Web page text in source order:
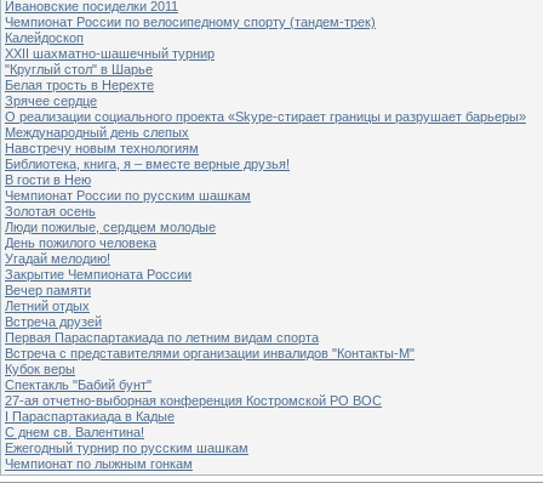
Ивановские посиделки 2011
Чемпионат России по велосипедному спорту (тандем-трек)
Калейдоскоп
XXII шахматно-шашечный турнир
"Круглый стол" в Шарье
Белая трость в Нерехте
Зрячее сердце
О реализации социального проекта «Skype-стирает границы и разрушает барьеры»
Международный день слепых
Навстречу новым технологиям
Библиотека, книга, я – вместе верные друзья!
В гости в Нею
Чемпионат России по русским шашкам
Золотая осень
Люди пожилые, сердцем молодые
День пожилого человека
Угадай мелодию!
Закрытие Чемпионата России
Вечер памяти
Летний отдых
Встреча друзей
Первая Параспартакиада по летним видам спорта
Встреча с представителями организации инвалидов "Контакты-М"
Кубок веры
Спектакль "Бабий бунт"
27-ая отчетно-выборная конференция Костромской РО ВОС
I Параспартакиада в Кадые
С днем св. Валентина!
Ежегодный турнир по русским шашкам
Чемпионат по лыжным гонкам